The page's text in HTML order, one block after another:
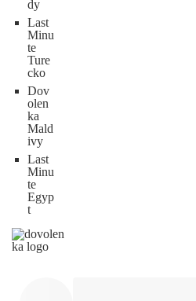
dy
Last
Minu
te
Ture
cko
Dov
olen
ka
Mald
ivy
Last
Minu
te
Egyp
t